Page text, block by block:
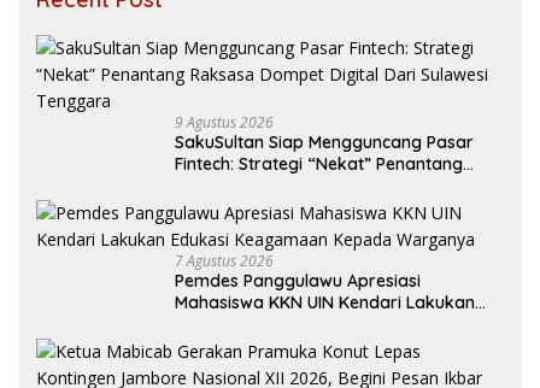
9 Agustus 2026
SakuSultan Siap Mengguncang Pasar
Fintech: Strategi “Nekat” Penantang
Tenggara
7 Agustus 2026
Pemdes Panggulawu Apresiasi
Mahasiswa KKN UIN Kendari Lakukan